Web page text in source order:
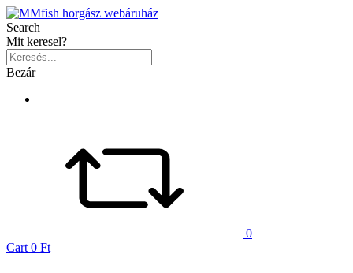
Search
Mit keresel?
Bezár
0
Cart 0 Ft